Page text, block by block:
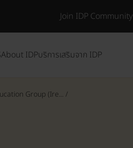
Join IDP Community
About IDPบริการเสริมจาก IDP
Group (Ire... /